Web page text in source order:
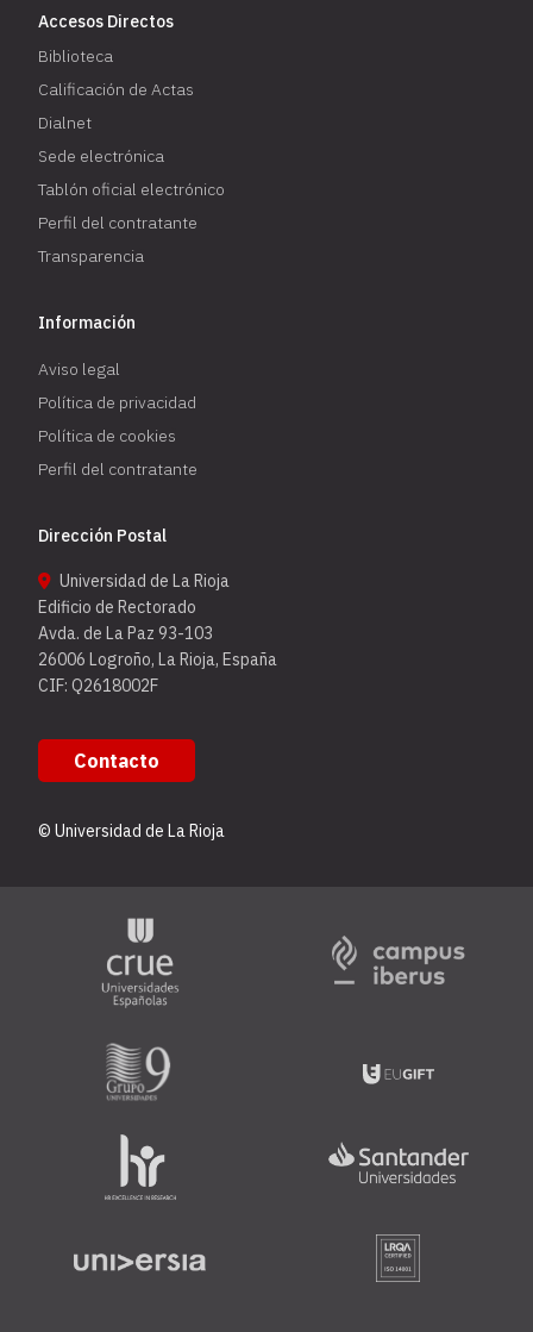
Accesos Directos
Biblioteca
Calificación de Actas
Dialnet
Sede electrónica
Tablón oficial electrónico
Perfil del contratante
Transparencia
Información
Aviso legal
Política de privacidad
Política de cookies
Perfil del contratante
Dirección Postal
Universidad de La Rioja
Edificio de Rectorado
Avda. de La Paz 93-103
26006 Logroño, La Rioja, España
CIF: Q2618002F
Contacto
© Universidad de La Rioja